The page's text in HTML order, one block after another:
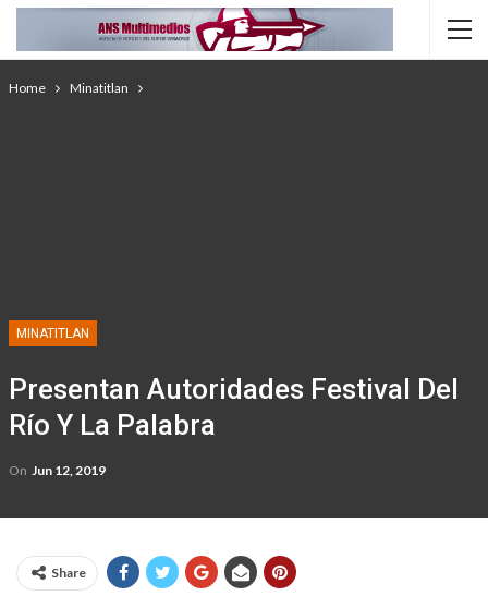
Home Minatitlan
MINATITLAN
Presentan Autoridades Festival Del
Río Y La Palabra
On Jun 12, 2019
Share